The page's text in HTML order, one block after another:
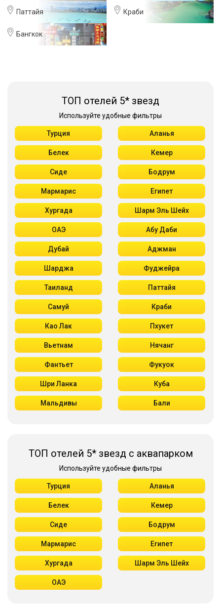
Паттайя
Бангкок
Краби
ТОП отелей 5* звезд
Используйте удобные фильтры
Турция Аланья
Белек Кемер
Сиде Бодрум
Мармарис Египет
Хургада Шарм Эль Шейх
ОАЭ Абу Даби
Дубай Аджман
Шарджа Фуджейра
Таиланд Паттайя
Самуй Краби
Као Лак Пхукет
Вьетнам Нячанг
Фантьет Фукуок
Шри Ланка Куба
Мальдивы Бали
ТОП отелей 5* звезд с аквапарком
Используйте удобные фильтры
Турция Аланья
Белек Кемер
Сиде Бодрум
Мармарис Египет
Хургада Шарм Эль Шейх
ОАЭ